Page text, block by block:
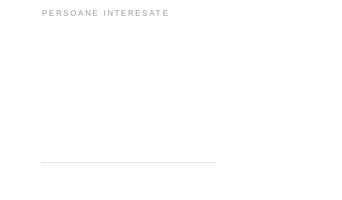
PERSOANE INTERESATE